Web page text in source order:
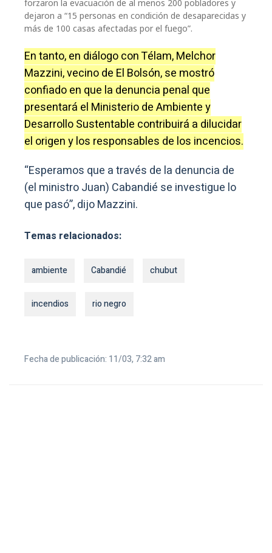
forzaron la evacuación de al menos 200 pobladores y
dejaron a “15 personas en condición de desaparecidas y
más de 100 casas afectadas por el fuego”.
En tanto, en diálogo con Télam, Melchor
Mazzini, vecino de El Bolsón, se mostró
confiado en que la denuncia penal que
presentará el Ministerio de Ambiente y
Desarrollo Sustentable contribuirá a dilucidar
el origen y los responsables de los incencios.
“Esperamos que a través de la denuncia de
(el ministro Juan) Cabandié se investigue lo
que pasó”, dijo Mazzini.
Temas relacionados:
ambiente Cabandié chubut
incendios rio negro
Fecha de publicación: 11/03, 7:32 am